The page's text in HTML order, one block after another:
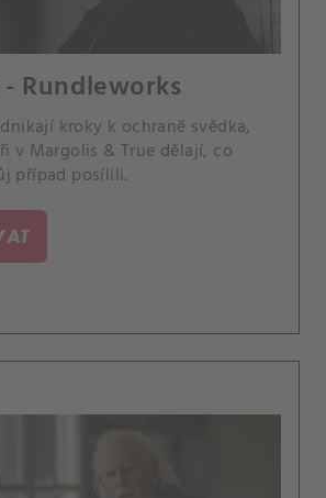
Rundleworks
kroky k ochraně svědka,
v Margolis & True dělají, co
případ posílili.